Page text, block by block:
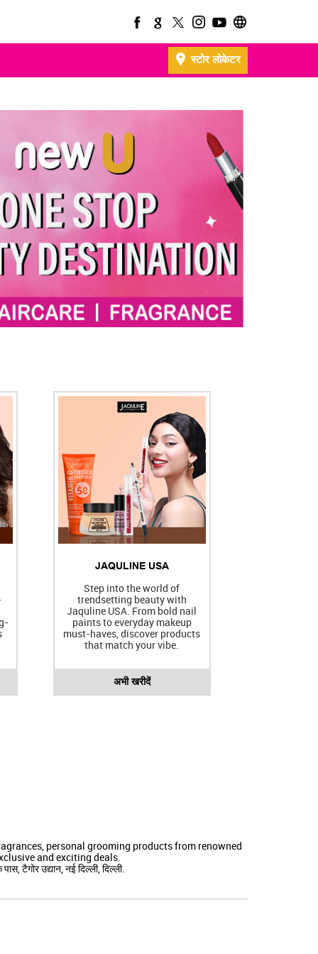
स्टोर लोकेटर
JAQULINE USA
Step into the world of
trendsetting beauty with
Jaquline USA. From bold nail
paints to everyday makeup
must-haves, discover products
that match your vibe.
अभी खरीदें
personal grooming products from renowned
and exciting deals.
टैगोर उद्यान, नई दिल्ली, दिल्ली.